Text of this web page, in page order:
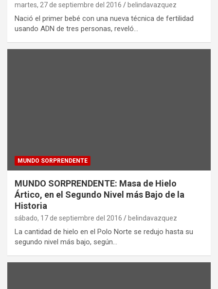
martes, 27 de septiembre del 2016 belindavazquez
Nació el primer bebé con una nueva técnica de fertilidad
usando ADN de tres personas, reveló…
MUNDO SORPRENDENTE
MUNDO SORPRENDENTE: Masa de Hielo
Ártico, en el Segundo Nivel más Bajo de la
Historia
sábado, 17 de septiembre del 2016 belindavazquez
La cantidad de hielo en el Polo Norte se redujo hasta su
segundo nivel más bajo, según…